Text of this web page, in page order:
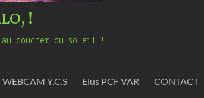
!
au coucher du soleil !
WEBCAM Y.C.S Elus PCF VAR CONTACT